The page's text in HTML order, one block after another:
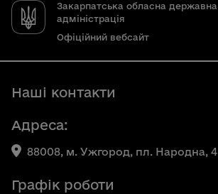
Закарпатська обласна державна
адміністрація
Офіційний вебсайт
Наші контакти
Адреса:
88008, м. Ужгород, пл. Народна, 4
Графік роботи